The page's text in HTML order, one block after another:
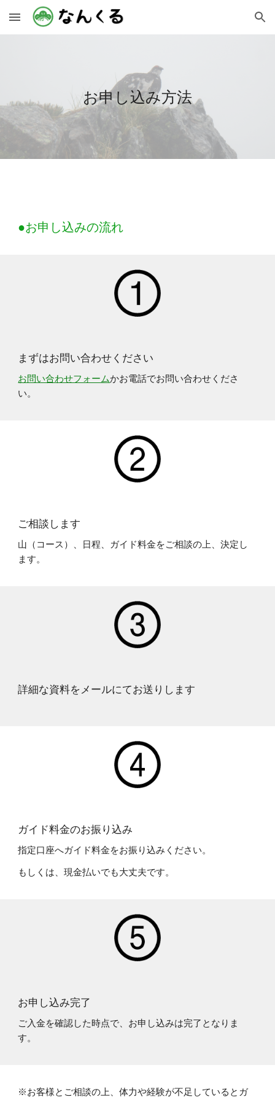
Skip to main content Skip to navigation
お申し込み方法
●お申し込みの流れ
まずはお問い合わせください
お問い合わせフォームかお電話でお問い合わせくださ
い。
ご相談します
山（コース）、日程、ガイド料金をご相談の上、決定し
ます。
詳細な資料をメールにてお送りします
ガイド料金のお振り込み
指定口座へガイド料金をお振り込みください。
もしくは、現金払いでも大丈夫です。
お申し込み完了
ご入金を確認した時点で、お申し込みは完了となりま
す。
※お客様とご相談の上、体力や経験が不足しているとガ